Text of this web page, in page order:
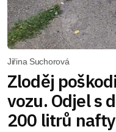
Jiřina Suchorová
Zloděj
vozu. Odjel s
200 litrů